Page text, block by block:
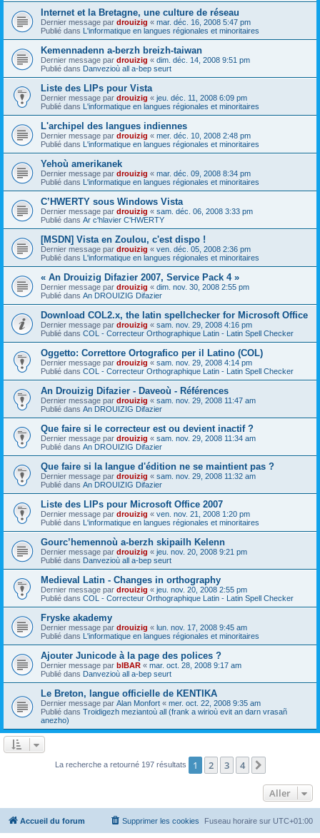
Internet et la Bretagne, une culture de réseau
Dernier message par drouizig « mar. déc. 16, 2008 5:47 pm
Publié dans L'informatique en langues régionales et minoritaires
Kemennadenn a-berzh breizh-taiwan
Dernier message par drouizig « dim. déc. 14, 2008 9:51 pm
Publié dans Danvezioù all a-bep seurt
Liste des LIPs pour Vista
Dernier message par drouizig « jeu. déc. 11, 2008 6:09 pm
Publié dans L'informatique en langues régionales et minoritaires
L'archipel des langues indiennes
Dernier message par drouizig « mer. déc. 10, 2008 2:48 pm
Publié dans L'informatique en langues régionales et minoritaires
Yehoù amerikanek
Dernier message par drouizig « mar. déc. 09, 2008 8:34 pm
Publié dans L'informatique en langues régionales et minoritaires
C’HWERTY sous Windows Vista
Dernier message par drouizig « sam. déc. 06, 2008 3:33 pm
Publié dans Ar c'hlavier C'HWERTY
[MSDN] Vista en Zoulou, c'est dispo !
Dernier message par drouizig « ven. déc. 05, 2008 2:36 pm
Publié dans L'informatique en langues régionales et minoritaires
« An Drouizig Difazier 2007, Service Pack 4 »
Dernier message par drouizig « dim. nov. 30, 2008 2:55 pm
Publié dans An DROUIZIG Difazier
Download COL2.x, the latin spellchecker for Microsoft Office
Dernier message par drouizig « sam. nov. 29, 2008 4:16 pm
Publié dans COL - Correcteur Orthographique Latin - Latin Spell Checker
Oggetto: Correttore Ortografico per il Latino (COL)
Dernier message par drouizig « sam. nov. 29, 2008 4:14 pm
Publié dans COL - Correcteur Orthographique Latin - Latin Spell Checker
An Drouizig Difazier - Daveoù - Références
Dernier message par drouizig « sam. nov. 29, 2008 11:47 am
Publié dans An DROUIZIG Difazier
Que faire si le correcteur est ou devient inactif ?
Dernier message par drouizig « sam. nov. 29, 2008 11:34 am
Publié dans An DROUIZIG Difazier
Que faire si la langue d'édition ne se maintient pas ?
Dernier message par drouizig « sam. nov. 29, 2008 11:32 am
Publié dans An DROUIZIG Difazier
Liste des LIPs pour Microsoft Office 2007
Dernier message par drouizig « ven. nov. 21, 2008 1:20 pm
Publié dans L'informatique en langues régionales et minoritaires
Gourc’hemennoù a-berzh skipailh Kelenn
Dernier message par drouizig « jeu. nov. 20, 2008 9:21 pm
Publié dans Danvezioù all a-bep seurt
Medieval Latin - Changes in orthography
Dernier message par drouizig « jeu. nov. 20, 2008 2:55 pm
Publié dans COL - Correcteur Orthographique Latin - Latin Spell Checker
Fryske akademy
Dernier message par drouizig « lun. nov. 17, 2008 9:45 am
Publié dans L'informatique en langues régionales et minoritaires
Ajouter Junicode à la page des polices ?
Dernier message par bIBAR « mar. oct. 28, 2008 9:17 am
Publié dans Danvezioù all a-bep seurt
Le Breton, langue officielle de KENTIKA
Dernier message par Alan Monfort « mer. oct. 22, 2008 9:35 am
Publié dans Troidigezh meziantoù all (frank a wirioù evit an darn vrasañ
anezho)
La recherche a retourné 197 résultats 1 2 3 4
Aller
Accueil du forum Fuseau horaire sur UTC+01:00
Supprimer les cookies